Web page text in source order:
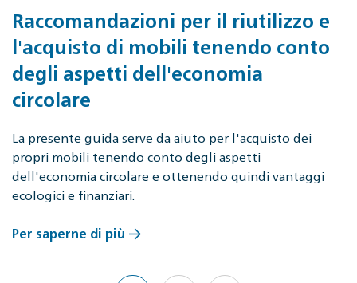
Raccomandazioni per il riutilizzo e
l'acquisto di mobili tenendo conto
degli aspetti dell'economia
circolare
La presente guida serve da aiuto per l'acquisto dei
propri mobili tenendo conto degli aspetti
dell'economia circolare e ottenendo quindi vantaggi
ecologici e finanziari.
Per saperne di più